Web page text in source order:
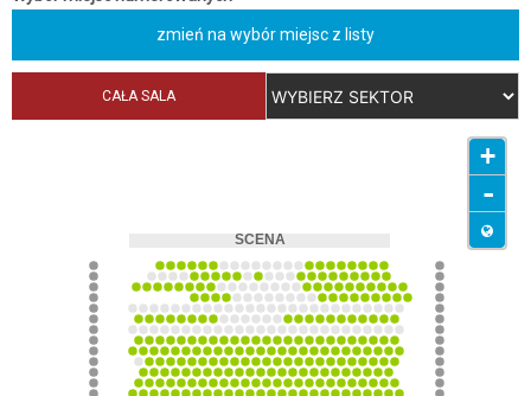
zmień na wybór miejsc z listy
CAŁA SALA
+
-